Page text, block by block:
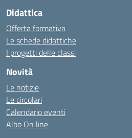
Didattica
Offerta formativa
Le schede didattiche
I progetti delle classi
Novità
Le notizie
Le circolari
Calendario eventi
Albo On line